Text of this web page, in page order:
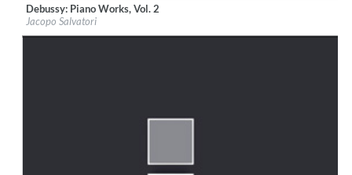
Label:OnClassical
Genre: Classical
$ 12,90
Debussy: Piano Works, Vol. 2
Jacopo Salvatori